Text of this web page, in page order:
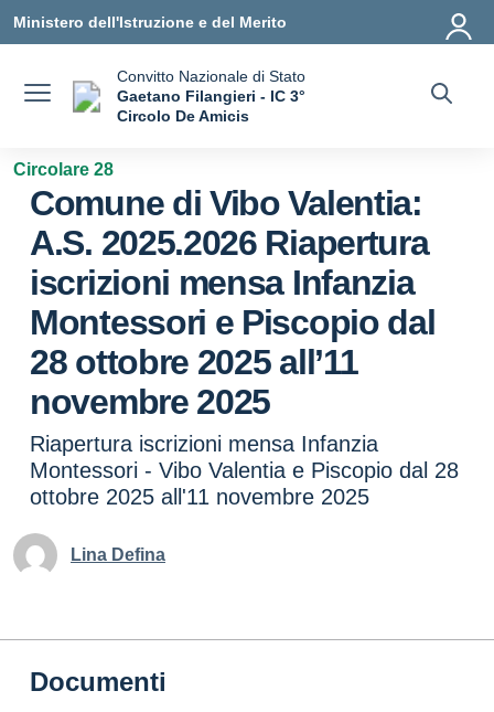
Ministero dell'Istruzione e del Merito
Convitto Nazionale di Stato
Gaetano Filangieri - IC 3°
Circolo De Amicis
Circolare 28
Comune di Vibo Valentia:
A.S. 2025.2026 Riapertura
iscrizioni mensa Infanzia
Montessori e Piscopio dal
28 ottobre 2025 all’11
novembre 2025
Riapertura iscrizioni mensa Infanzia
Montessori - Vibo Valentia e Piscopio dal 28
ottobre 2025 all'11 novembre 2025
Lina Defina
Documenti